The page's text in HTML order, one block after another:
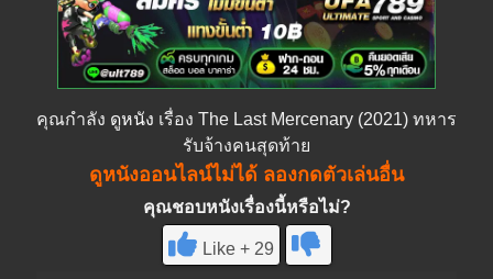
คุณกำลัง ดูหนัง เรื่อง The Last Mercenary (2021) ทหาร
รับจ้างคนสุดท้าย
ดูหนังออนไลน์ไม่ได้ ลองกดตัวเล่นอื่น
คุณชอบหนังเรื่องนี้หรือไม่?
Like + 29